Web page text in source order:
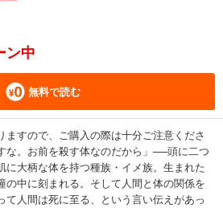
ン中
無料で読む
ますので、ご購入の際は十分ご注意くださ
な。お前を殺す体なのだから」──頭に二つ
に大柄な体を持つ種族・イメ族。生まれた
の中に刻まれる。そして人間と体の関係を
て人間は死に至る、という言い伝えがあっ